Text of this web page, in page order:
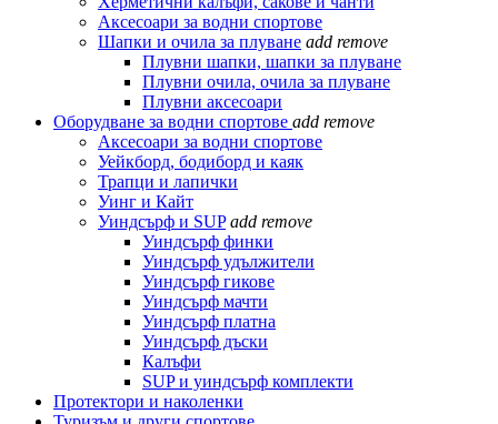
Аксесоари за водни спортове
Шапки и очила за плуване add remove
Плувни шапки, шапки за плуване
Плувни очила, очила за плуване
Плувни аксесоари
Оборудване за водни спортове add remove
Аксесоари за водни спортове
Уейкборд, бодиборд и каяк
Трапци и лапички
Уинг и Кайт
Уиндсърф и SUP add remove
Уиндсърф финки
Уиндсърф удължители
Уиндсърф гикове
Уиндсърф мачти
Уиндсърф платна
Уиндсърф дъски
Калъфи
SUP и уиндсърф комплекти
Протектори и наколенки